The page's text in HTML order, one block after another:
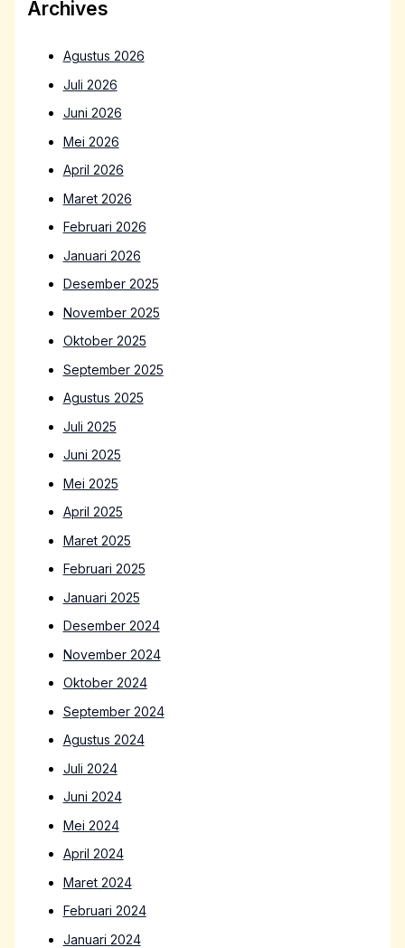
Archives
Agustus 2026
Juli 2026
Juni 2026
Mei 2026
April 2026
Maret 2026
Februari 2026
Januari 2026
Desember 2025
November 2025
Oktober 2025
September 2025
Agustus 2025
Juli 2025
Juni 2025
Mei 2025
April 2025
Maret 2025
Februari 2025
Januari 2025
Desember 2024
November 2024
Oktober 2024
September 2024
Agustus 2024
Juli 2024
Juni 2024
Mei 2024
April 2024
Maret 2024
Februari 2024
Januari 2024